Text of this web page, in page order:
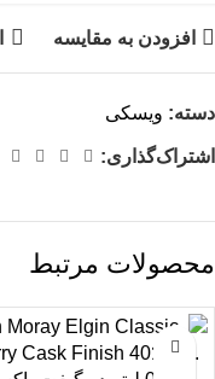
افزودن به مقایسه
دسته: ویسکی
اشتراک‌گذاری:
محصولات مرتبط